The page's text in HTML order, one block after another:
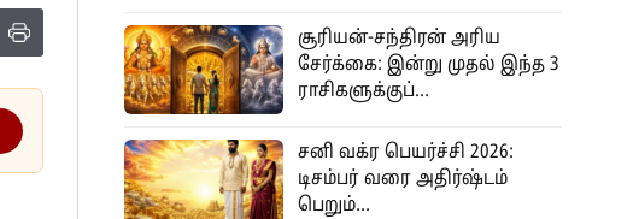
சூரியன்-சந்திரன் அரிய
சேர்க்கை: இன்று முதல் இந்த 3
ராசிகளுக்குப்...
சனி வக்ர பெயர்ச்சி 2026:
டிசம்பர் வரை அதிர்ஷ்டம்
பெறும்...